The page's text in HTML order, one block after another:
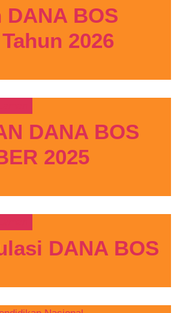
DANA BOS
2026
DANA BOS
2025
DANA BOS